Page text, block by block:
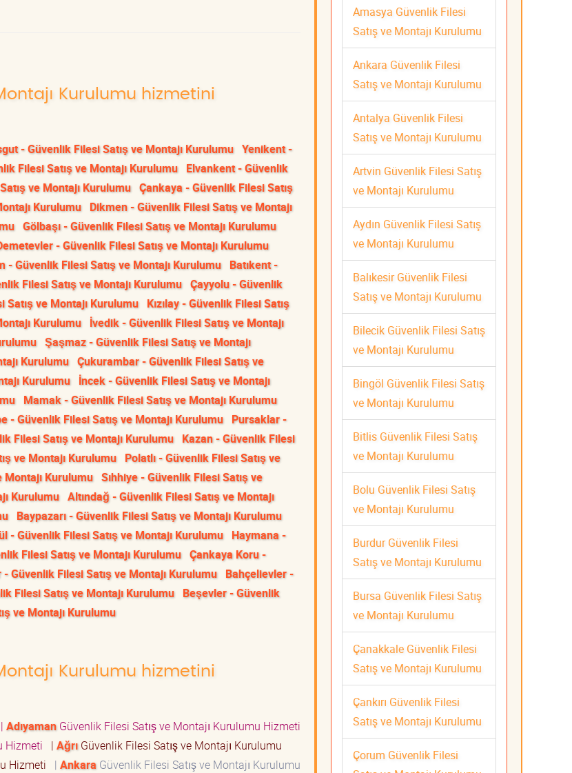
Kurulumu hizmetini
- Güvenlik Filesi Satış ve Montajı Kurulumu Yenikent -
Filesi Satış ve Montajı Kurulumu Elvankent - Güvenlik
ve Montajı Kurulumu Çankaya - Güvenlik Filesi Satış
Kurulumu Dikmen - Güvenlik Filesi Satış ve Montajı
Gölbaşı - Güvenlik Filesi Satış ve Montajı Kurulumu
- Güvenlik Filesi Satış ve Montajı Kurulumu
- Güvenlik Filesi Satış ve Montajı Kurulumu Batıkent -
Filesi Satış ve Montajı Kurulumu Çayyolu - Güvenlik
Satış ve Montajı Kurulumu Kızılay - Güvenlik Filesi Satış
Kurulumu İvedik - Güvenlik Filesi Satış ve Montajı
Şaşmaz - Güvenlik Filesi Satış ve Montajı
Kurulumu Çukurambar - Güvenlik Filesi Satış ve
Kurulumu İncek - Güvenlik Filesi Satış ve Montajı
Mamak - Güvenlik Filesi Satış ve Montajı Kurulumu
- Güvenlik Filesi Satış ve Montajı Kurulumu Pursaklar -
Filesi Satış ve Montajı Kurulumu Kazan - Güvenlik Filesi
ve Montajı Kurulumu Polatlı - Güvenlik Filesi Satış ve
Montajı Kurulumu Sıhhiye - Güvenlik Filesi Satış ve
Kurulumu Altındağ - Güvenlik Filesi Satış ve Montajı
Baypazarı - Güvenlik Filesi Satış ve Montajı Kurulumu
- Güvenlik Filesi Satış ve Montajı Kurulumu Haymana -
Filesi Satış ve Montajı Kurulumu Çankaya Koru -
Güvenlik Filesi Satış ve Montajı Kurulumu Bahçelievler -
Filesi Satış ve Montajı Kurulumu Beşevler - Güvenlik
ve Montajı Kurulumu
Kurulumu hizmetini
| AdıyamanGüvenlik Filesi Satış ve Montajı Kurulumu Hizmeti
Hizmeti | AğrıGüvenlik Filesi Satış ve Montajı Kurulumu
Hizmeti | Ankara Güvenlik Filesi Satış ve Montajı Kurulumu
Amasya Güvenlik Filesi
Satış ve Montajı Kurulumu
Ankara Güvenlik Filesi
Satış ve Montajı Kurulumu
Antalya Güvenlik Filesi
Satış ve Montajı Kurulumu
Artvin Güvenlik Filesi Satış
ve Montajı Kurulumu
Aydın Güvenlik Filesi Satış
ve Montajı Kurulumu
Balıkesir Güvenlik Filesi
Satış ve Montajı Kurulumu
Bilecik Güvenlik Filesi Satış
ve Montajı Kurulumu
Bingöl Güvenlik Filesi Satış
ve Montajı Kurulumu
Bitlis Güvenlik Filesi Satış
ve Montajı Kurulumu
Bolu Güvenlik Filesi Satış
ve Montajı Kurulumu
Burdur Güvenlik Filesi
Satış ve Montajı Kurulumu
Bursa Güvenlik Filesi Satış
ve Montajı Kurulumu
Çanakkale Güvenlik Filesi
Satış ve Montajı Kurulumu
Çankırı Güvenlik Filesi
Satış ve Montajı Kurulumu
Çorum Güvenlik Filesi